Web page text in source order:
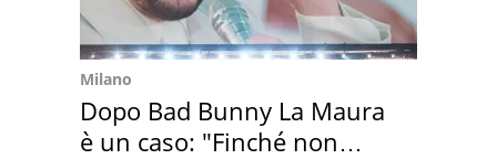
Milano
Dopo Bad Bunny La Maura
è un caso: "Finché non